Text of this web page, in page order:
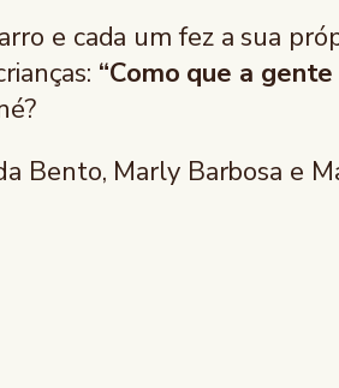
e cada um fez a sua
“Como que a
Bento, Marly Barbosa e